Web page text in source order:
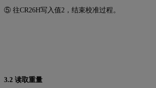
⑤ 往CR26H写入值2，结束校准过程。
3.2 读取重量